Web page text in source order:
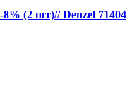
(2 шт)// Denzel 71404